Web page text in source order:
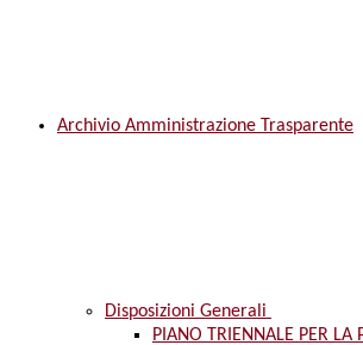
Archivio Amministrazione Trasparente
Disposizioni Generali
PIANO TRIENNALE PER LA